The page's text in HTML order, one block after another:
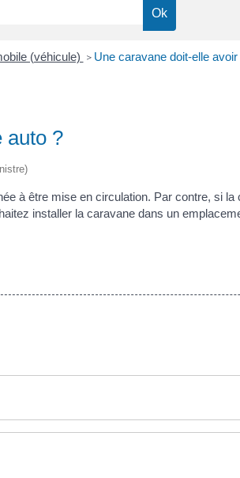
(véhicule) > Une caravane doit-elle
auto ?
à être mise en circulation. Par contre, si
installer la caravane dans un